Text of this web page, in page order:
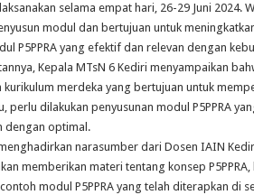
selama empat hari, 26-29 Juni 2024.
modul dan bertujuan untuk
P5PPRA yang efektif dan relevan dengan
Kepala MTsN 6 Kediri menyampaikan
merdeka yang bertujuan untuk
perlu dilakukan penyusunan modul P5PPRA
dengan optimal.
narasumber dari Dosen IAIN
memberikan materi tentang konsep
modul P5PPRA yang telah diterapkan di